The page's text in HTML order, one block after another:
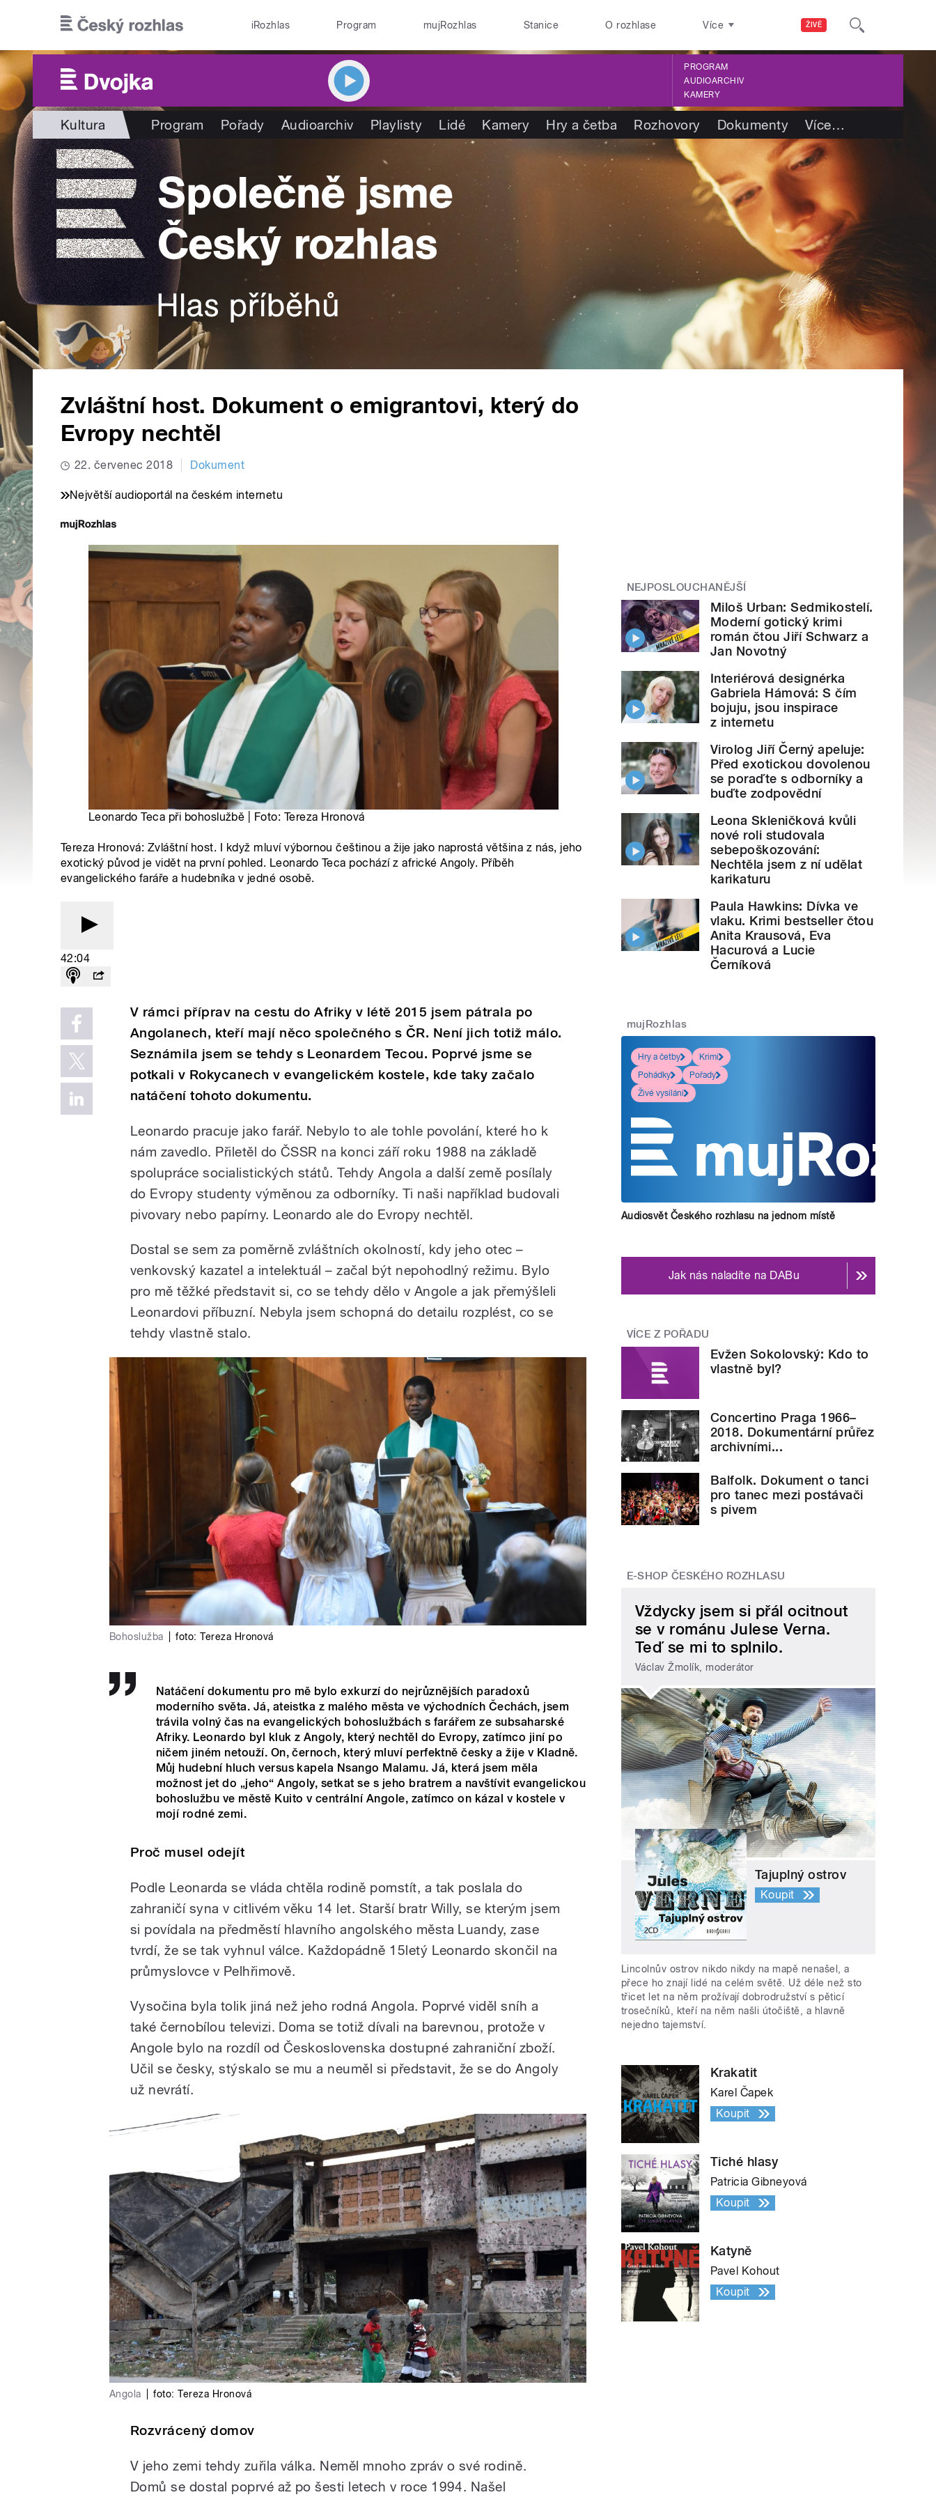
ŽIVĚ
iRozhlas Program mujRozhlas Stanice O rozhlase Více
PROGRAM
AUDIOARCHIV
KAMERY
Kultura Program Pořady Audioarchiv Playlisty Lidé Kamery Hry a četba Rozhovory Dokumenty Více…
Zvláštní host. Dokument o emigrantovi, který do
Evropy nechtěl
22. červenec 2018 Dokument
Největší audioportál na českém internetu
Leonardo Teca při bohoslužbě | Foto: Tereza Hronová
Tereza Hronová: Zvláštní host. I když mluví výbornou češtinou a žije jako naprostá většina z nás, jeho
exotický původ je vidět na první pohled. Leonardo Teca pochází z africké Angoly. Příběh
evangelického faráře a hudebníka v jedné osobě.
42:04
V rámci příprav na cestu do Afriky v létě 2015 jsem pátrala po
Angolanech, kteří mají něco společného s ČR. Není jich totiž málo.
Seznámila jsem se tehdy s Leonardem Tecou. Poprvé jsme se
potkali v Rokycanech v evangelickém kostele, kde taky začalo
natáčení tohoto dokumentu.
Leonardo pracuje jako farář. Nebylo to ale tohle povolání, které ho k
nám zavedlo. Přiletěl do ČSSR na konci září roku 1988 na základě
spolupráce socialistických států. Tehdy Angola a další země posílaly
do Evropy studenty výměnou za odborníky. Ti naši například budovali
pivovary nebo papírny. Leonardo ale do Evropy nechtěl.
Dostal se sem za poměrně zvláštních okolností, kdy jeho otec –
venkovský kazatel a intelektuál – začal být nepohodlný režimu. Bylo
pro mě těžké představit si, co se tehdy dělo v Angole a jak přemýšleli
Leonardovi příbuzní. Nebyla jsem schopná do detailu rozplést, co se
tehdy vlastně stalo.
Bohoslužba foto:Tereza Hronová
Natáčení dokumentu pro mě bylo exkurzí do nejrůznějších paradoxů
moderního světa. Já, ateistka z malého města ve východních Čechách, jsem
trávila volný čas na evangelických bohoslužbách s farářem ze subsaharské
Afriky. Leonardo byl kluk z Angoly, který nechtěl do Evropy, zatímco jiní po
ničem jiném netouží. On, černoch, který mluví perfektně česky a žije v Kladně.
Můj hudební hluch versus kapela Nsango Malamu. Já, která jsem měla
možnost jet do „jeho“ Angoly, setkat se s jeho bratrem a navštívit evangelickou
bohoslužbu ve městě Kuito v centrální Angole, zatímco on kázal v kostele v
mojí rodné zemi.
Proč musel odejít
Podle Leonarda se vláda chtěla rodině pomstít, a tak poslala do
zahraničí syna v citlivém věku 14 let. Starší bratr Willy, se kterým jsem
si povídala na předměstí hlavního angolského města Luandy, zase
tvrdí, že se tak vyhnul válce. Každopádně 15letý Leonardo skončil na
průmyslovce v Pelhřimově.
Vysočina byla tolik jiná než jeho rodná Angola. Poprvé viděl sníh a
také černobílou televizi. Doma se totiž dívali na barevnou, protože v
Angole bylo na rozdíl od Československa dostupné zahraniční zboží.
Učil se česky, stýskalo se mu a neuměl si představit, že se do Angoly
už nevrátí.
Angola foto:Tereza Hronová
Rozvrácený domov
V jeho zemi tehdy zuřila válka. Neměl mnoho zpráv o své rodině.
Domů se dostal poprvé až po šesti letech v roce 1994. Našel
NEJPOSLOUCHANĚJŠÍ
Miloš Urban: Sedmikostelí.
Moderní gotický krimi
román čtou Jiří Schwarz a
Jan Novotný
Interiérová designérka
Gabriela Hámová: S čím
bojuju, jsou inspirace
z internetu
Virolog Jiří Černý apeluje:
Před exotickou dovolenou
se poraďte s odborníky a
buďte zodpovědní
Leona Skleničková kvůli
nové roli studovala
sebepoškozování:
Nechtěla jsem z ní udělat
karikaturu
Paula Hawkins: Dívka ve
vlaku. Krimi bestseller čtou
Anita Krausová, Eva
Hacurová a Lucie
Černíková
mujRozhlas
Hry a četby
Krimi
Pohádky
Pořady
Živé vysílání
Audiosvět Českého rozhlasu na jednom místě
Jak nás naladíte na DABu
VÍCE Z POŘADU
Evžen Sokolovský: Kdo to
vlastně byl?
Concertino Praga 1966–
2018. Dokumentární průřez
archivními...
Balfolk. Dokument o tanci
pro tanec mezi postávači
s pivem
E-SHOP ČESKÉHO ROZHLASU
Vždycky jsem si přál ocitnout
se v románu Julese Verna.
Teď se mi to splnilo.
Václav Žmolík, moderátor
Tajuplný ostrov
Koupit
Lincolnův ostrov nikdo nikdy na mapě nenašel, a
přece ho znají lidé na celém světě. Už déle než sto
třicet let na něm prožívají dobrodružství s pěticí
trosečníků, kteří na něm našli útočiště, a hlavně
nejedno tajemství.
Krakatit
Karel Čapek
Koupit
Tiché hlasy
Patricia Gibneyová
Koupit
Katyně
Pavel Kohout
Koupit